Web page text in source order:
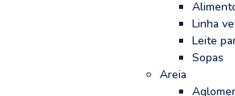
Linha
Leite
Sopas
Areia